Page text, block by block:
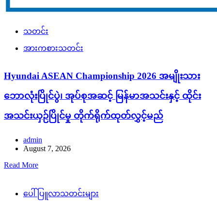
သတင်း
အားကစားသတင်း
Hyundai ASEAN Championship 2026 အမျိုးသား
ဘောလုံးပြိုင်ပွဲ၊ အုပ်စုအဆင့် မြန်မာအသင်းနှင့် ထိုင်း
အသင်းယှဉ်ပြိုင်မှု တိုက်ရိုက်ထုတ်လွှင့်မည်
admin
August 7, 2026
Read More
ပေါ်ပြူလာသတင်းများ